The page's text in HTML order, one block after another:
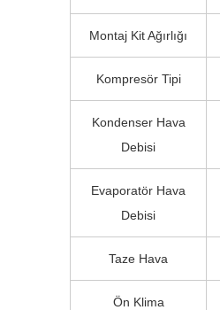
Montaj Kit Ağırlığı
Kompresör Tipi
Kondenser Hava
Debisi
Evaporatör Hava
Debisi
Taze Hava
Ön Klima